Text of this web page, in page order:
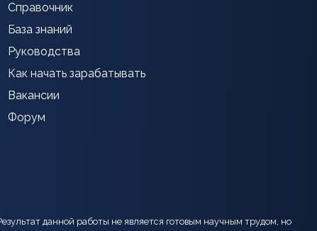
Справочник
База знаний
Руководства
Как начать зарабатывать
Вакансии
Форум
данной работы не является готовым научным трудом, но